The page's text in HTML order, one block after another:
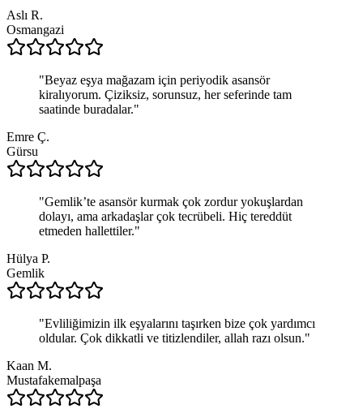
Aslı R.
Osmangazi
"Beyaz eşya mağazam için periyodik asansör
kiralıyorum. Çiziksiz, sorunsuz, her seferinde tam
saatinde buradalar."
Emre Ç.
Gürsu
"Gemlik’te asansör kurmak çok zordur yokuşlardan
dolayı, ama arkadaşlar çok tecrübeli. Hiç tereddüt
etmeden hallettiler."
Hülya P.
Gemlik
"Evliliğimizin ilk eşyalarını taşırken bize çok yardımcı
oldular. Çok dikkatli ve titizlendiler, allah razı olsun."
Kaan M.
Mustafakemalpaşa